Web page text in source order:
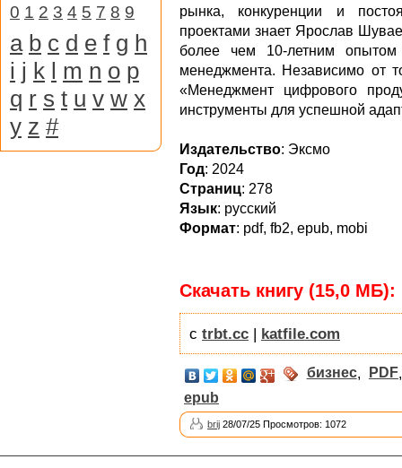
рынка, конкуренции и
проектами знает Ярослав
более чем 10-летним опытом
менеджмента. Независимо от
«Менеджмент цифрового
инструменты для успешной
Издательство: Эксмо
Год: 2024
Страниц: 278
Язык: русский
Формат: pdf, fb2, epub, mobi
Скачать книгу (15,0 МБ):
с trbt.cc | katfile.com
бизнес, PDF
epub
brij 28/07/25 Просмотров: 1072
0 1 2 3 4 5 7 8 9
a b c d e f g h
i j k l m n o p
q r s t u v w x
y z #